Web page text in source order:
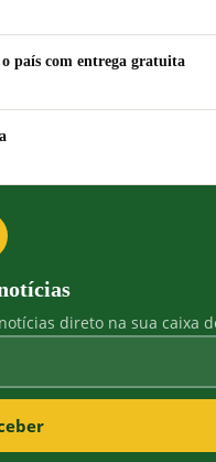
país com entrega gratuita
direto na sua caixa